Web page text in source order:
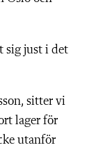
sig just i det
sitter vi
lager för
utanför